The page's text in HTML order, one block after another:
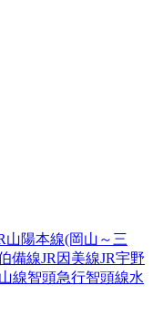
山陽本線(岡山～三
備線JR因美線JR宇野
線智頭急行智頭線水